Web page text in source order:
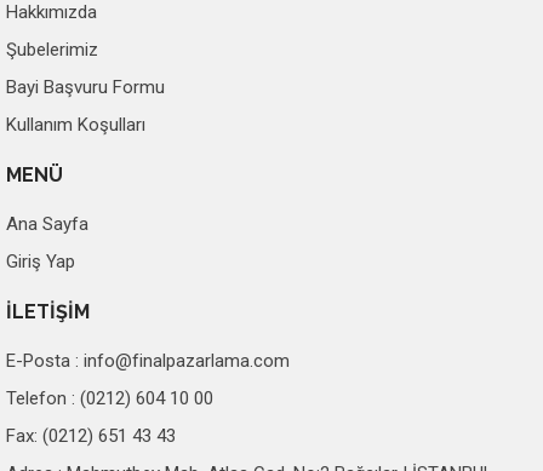
Hakkımızda
Şubelerimiz
Bayi Başvuru Formu
Kullanım Koşulları
MENÜ
Ana Sayfa
Giriş Yap
İLETİŞİM
E-Posta : info@finalpazarlama.com
Telefon : (0212) 604 10 00
Fax: (0212) 651 43 43